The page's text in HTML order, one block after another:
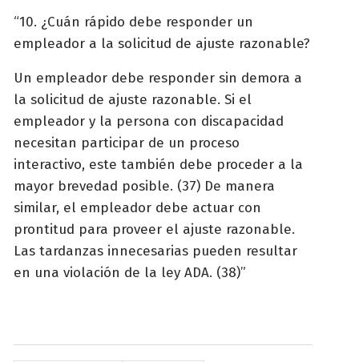
“10. ¿Cuán rápido debe responder un
empleador a la solicitud de ajuste razonable?
Un empleador debe responder sin demora a
la solicitud de ajuste razonable. Si el
empleador y la persona con discapacidad
necesitan participar de un proceso
interactivo, este también debe proceder a la
mayor brevedad posible. (37) De manera
similar, el empleador debe actuar con
prontitud para proveer el ajuste razonable.
Las tardanzas innecesarias pueden resultar
en una violación de la ley ADA. (38)”